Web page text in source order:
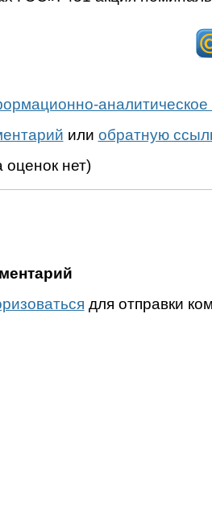
аналитическое
или обратную
нет)
для отправки